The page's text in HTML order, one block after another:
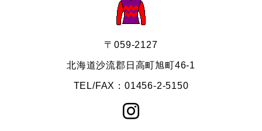
〒059-2127
北海道沙流郡日高町旭町46-1
TEL/FAX：01456-2-5150